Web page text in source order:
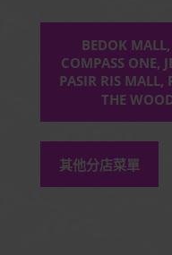
BEDOK
COMPASS ONE,
PASIR RIS MALL,
THE
其他分店菜單